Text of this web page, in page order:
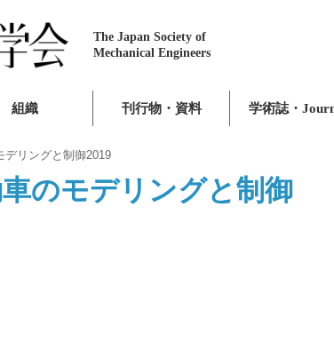
The Japan Society of
Mechanical Engineers
組織 刊行物・資料 学術誌・
デリングと制御2019
のモデリングと制御